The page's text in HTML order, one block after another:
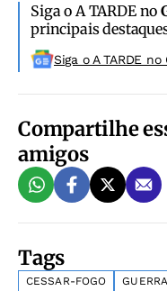
Siga o A TARDE no
principais
Siga o A TARDE
Compartilhe
amigos
Tags
CESSAR-FOGO